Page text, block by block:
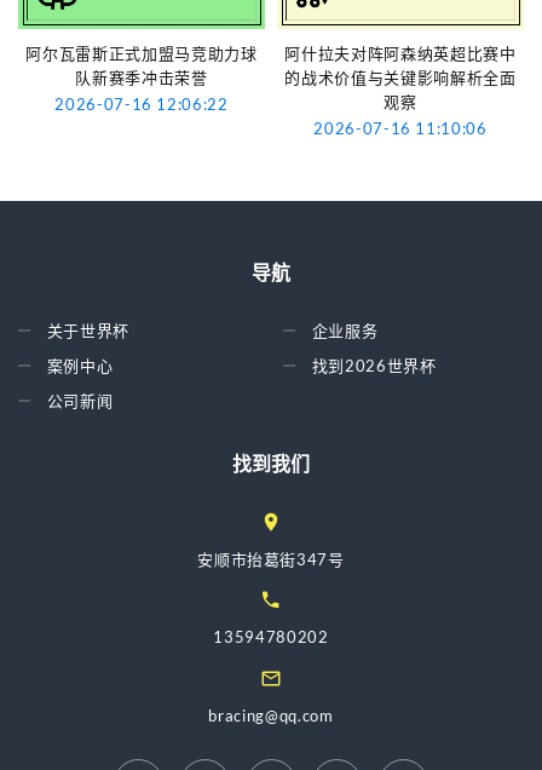
阿尔瓦雷斯正式加盟马竞助力球
队新赛季冲击荣誉
2026-07-16 12:06:22
阿什拉夫对阵阿森纳英超比赛中
的战术价值与关键影响解析全面
观察
2026-07-16 11:10:06
导航
关于世界杯
案例中心
公司新闻
企业服务
找到2026世界杯
找到我们
安顺市抬葛街347号
13594780202
bracing@qq.com